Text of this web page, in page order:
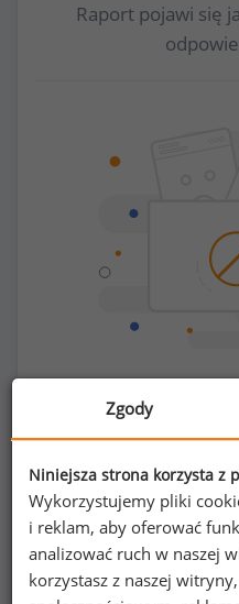
Raport pojawi się
Chcesz porównać
Sprawdź ile
Zgody
Niniejsza strona korzysta z
Wykorzystujemy pliki
i reklam, aby oferować
analizować ruch w naszej
korzystasz z naszej